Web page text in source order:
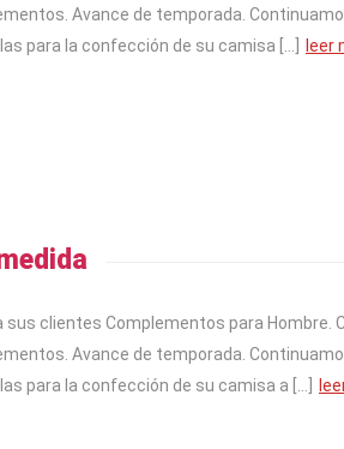
Avance de temporada.
para la confección de su camisa […]
leer
clientes Complementos para Hombre.
Avance de temporada.
para la confección de su camisa a […]